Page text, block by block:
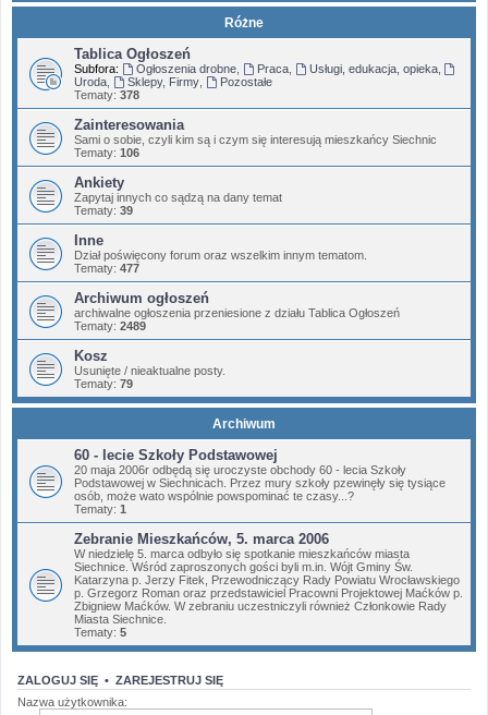
Różne
Tablica Ogłoszeń
Subfora: Ogłoszenia drobne, Praca, Usługi, edukacja, opieka,
Uroda
Sklepy, Firmy,
Pozostałe
Tematy: 378
Zainteresowania
Sami o sobie, czyli kim są i czym się interesują mieszkańcy Siechnic
Tematy: 106
Ankiety
Zapytaj innych co sądzą na dany temat
Tematy: 39
Inne
Dział poświęcony forum oraz wszelkim innym tematom.
Tematy: 477
Archiwum ogłoszeń
archiwalne ogłoszenia przeniesione z działu Tablica Ogłoszeń
Tematy: 2489
Kosz
Usunięte / nieaktualne posty.
Tematy: 79
Archiwum
60 - lecie Szkoły Podstawowej
20 maja 2006r odbędą się uroczyste obchody 60 - lecia Szkoły
Podstawowej w Siechnicach. Przez mury szkoły pzewinęły się tysiące
osób, może wato wspólnie powspominać te czasy...?
Tematy: 1
Zebranie Mieszkańców, 5. marca 2006
W niedzielę 5. marca odbyło się spotkanie mieszkańców miasta
Siechnice. Wśród zaproszonych gości byli m.in. Wójt Gminy Św.
Katarzyna p. Jerzy Fitek, Przewodniczący Rady Powiatu Wrocławskiego
p. Grzegorz Roman oraz przedstawiciel Pracowni Projektowej Maćków p.
Zbigniew Maćków. W zebraniu uczestniczyli również Członkowie Rady
Miasta Siechnice.
Tematy: 5
ZALOGUJ SIĘ • ZAREJESTRUJ SIĘ
Nazwa użytkownika: